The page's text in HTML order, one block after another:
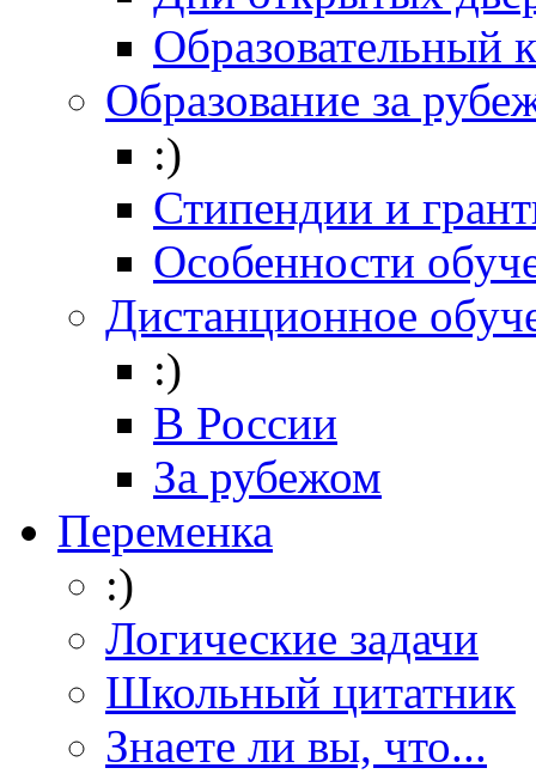
Образовательный
Образование за
:)
Стипендии и
Особенности
Дистанционное
:)
В России
За рубежом
Переменка
:)
Логические задачи
Школьный цитатник
Знаете ли вы, что...